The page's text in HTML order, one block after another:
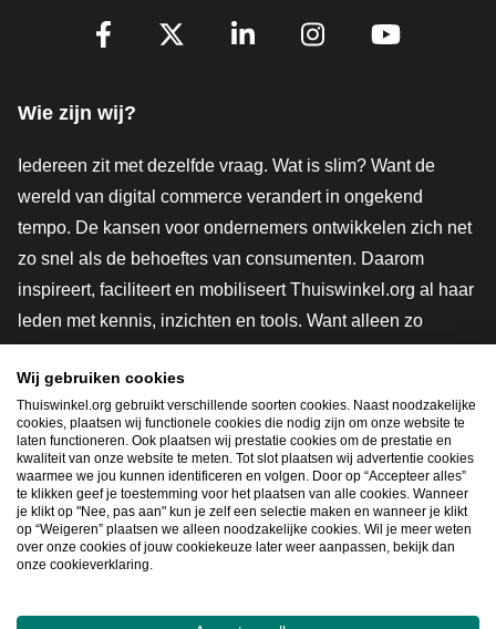
Volg je ons al?
Wie zijn wij?
Iedereen zit met dezelfde vraag. Wat is slim? Want de
wereld van digital commerce verandert in ongekend
tempo. De kansen voor ondernemers ontwikkelen zich net
zo snel als de behoeftes van consumenten. Daarom
inspireert, faciliteert en mobiliseert Thuiswinkel.org al haar
leden met kennis, inzichten en tools. Want alleen zo
innovatievere toekomst. Dus groei ook mee en maak
shoppen slimmer.
Lid worden
Snel navigeren
Wij gebruiken cookies
Thuiswinkel.org gebruikt verschillende soorten cookies. Naast noodzakelijke
cookies, plaatsen wij functionele cookies die nodig zijn om onze website te
laten functioneren. Ook plaatsen wij prestatie cookies om de prestatie en
kwaliteit van onze website te meten. Tot slot plaatsen wij advertentie cookies
waarmee we jou kunnen identificeren en volgen. Door op “Accepteer alles”
te klikken geef je toestemming voor het plaatsen van alle cookies. Wanneer
je klikt op "Nee, pas aan" kun je zelf een selectie maken en wanneer je klikt
op “Weigeren” plaatsen we alleen noodzakelijke cookies. Wil je meer weten
over onze cookies of jouw cookiekeuze later weer aanpassen, bekijk dan
onze cookieverklaring.